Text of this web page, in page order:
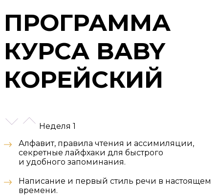
ПРОГРАММА
КУРСА BABY
КОРЕЙСКИЙ
Неделя 1
Алфавит, правила чтения и ассимиляции,
секретные лайфхаки для быстрого
и удобного запоминания.
Написание и первый стиль речи в настоящем
времени.